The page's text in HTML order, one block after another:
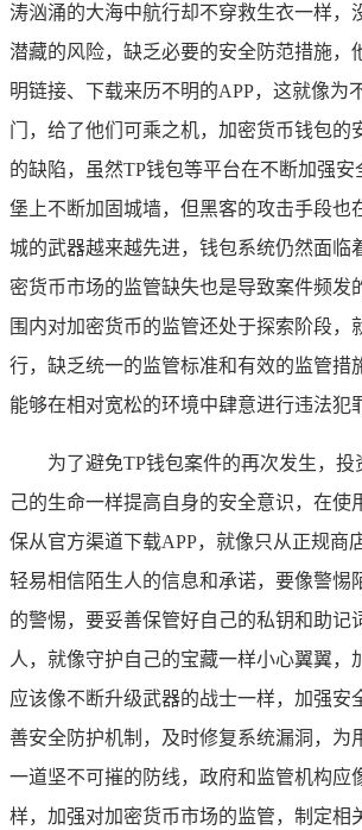
涛汹涌的大海中航行却不穿救生衣一样，
潜藏的风险，缺乏必要的安全防范措施，
明链接、下载来历不明的APP，这就像为
门，给了他们可乘之机，加密货币钱包的
的缺陷，虽然TP钱包等平台在不断加强
堡上不断加固城墙，但黑客的攻击手段也
城的武器越来越先进，钱包系统仍然面临
密货币市场的监管缺失也是导致案件频发
围内对加密货币的监管还处于探索阶段，
行，缺乏统一的监管标准和有效的监管措
能够在相对宽松的环境中肆意进行违法犯
为了避免TP钱包案件的再次发生，投
己的生命一样提高自身的安全意识，在使
保从官方渠道下载APP，就像只从正规商
轻易相信陌生人的信息和承诺，要像警惕
的警惕，要妥善保管好自己的私钥和助记
人，就像守护自己的宝藏一样小心翼翼，
应该像不断升级武器的战士一样，加强安
善安全防护机制，及时修复系统漏洞，为
一道坚不可摧的防线，政府和监管机构应
样，加强对加密货币市场的监管，制定相